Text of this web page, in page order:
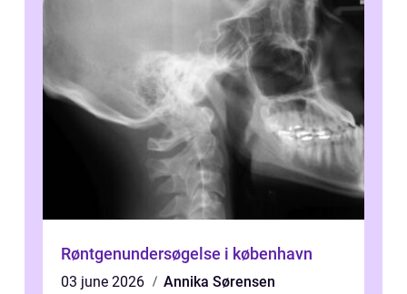
Røntgenundersøgelse i københavn
03 june 2026
Annika Sørensen